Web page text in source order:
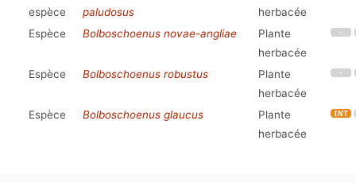
espèce
paludosus
herbacée
Espèce
Bolboschoenus novae-angliae
Plante
herbacée
Espèce
Bolboschoenus robustus
Plante
herbacée
Espèce
Bolboschoenus glaucus
Plante
herbacée